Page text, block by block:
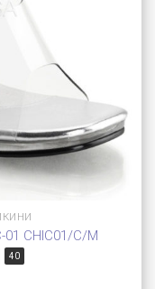
01 CHIC01/C/M
40